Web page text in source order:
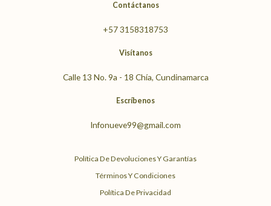
m
o
Contáctanos
+57 3158318753
Visítanos
Calle 13 No. 9a - 18 Chía, Cundinamarca
Escríbenos
Infonueve99@gmail.com
Política De Devoluciones Y Garantías
Términos Y Condiciones
Política De Privacidad